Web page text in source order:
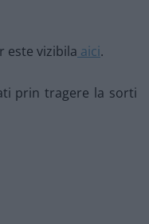
este vizibila aici.
prin tragere la sorti